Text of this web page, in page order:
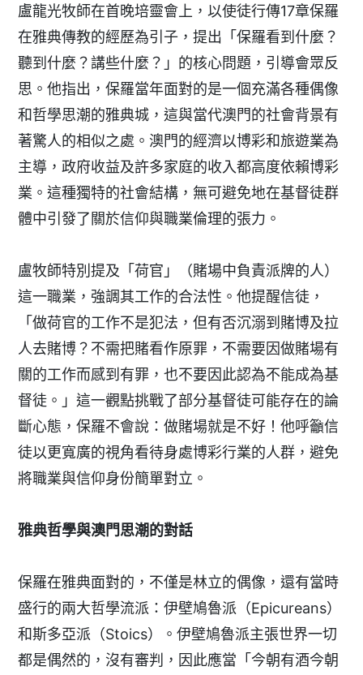
盧龍光牧師在首晚培靈會上，以使徒行傳17章保羅
在雅典傳教的經歷為引子，提出「保羅看到什麼？
聽到什麼？講些什麼？」的核心問題，引導會眾反
思。他指出，保羅當年面對的是一個充滿各種偶像
和哲學思潮的雅典城，這與當代澳門的社會背景有
著驚人的相似之處。澳門的經濟以博彩和旅遊業為
主導，政府收益及許多家庭的收入都高度依賴博彩
業。這種獨特的社會結構，無可避免地在基督徒群
體中引發了關於信仰與職業倫理的張力。
盧牧師特別提及「荷官」（賭場中負責派牌的人）
這一職業，強調其工作的合法性。他提醒信徒，
「做荷官的工作不是犯法，但有否沉溺到賭博及拉
人去賭博？不需把賭看作原罪，不需要因做賭場有
關的工作而感到有罪，也不要因此認為不能成為基
督徒。」這一觀點挑戰了部分基督徒可能存在的論
斷心態，保羅不會說：做賭場就是不好！他呼籲信
徒以更寬廣的視角看待身處博彩行業的人群，避免
將職業與信仰身份簡單對立。
雅典哲學與澳門思潮的對話
保羅在雅典面對的，不僅是林立的偶像，還有當時
盛行的兩大哲學流派：伊壁鳩魯派（Epicureans）
和斯多亞派（Stoics）。伊壁鳩魯派主張世界一切
都是偶然的，沒有審判，因此應當「今朝有酒今朝